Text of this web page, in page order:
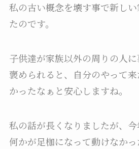
私の古い概念を壊す事で新し
たのです。
子供達が家族以外の周りの人に
褒められると、自分のやって
かったなぁと安心しますね。
私の話が長くなりましたが、
何かが足枷になって動けなか